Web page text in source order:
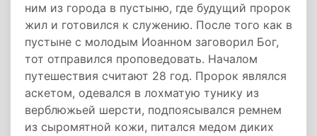
ним из города в пустыню, где будущий пророк
жил и готовился к служению. После того как в
пустыне с молодым Иоанном заговорил Бог,
тот отправился проповедовать. Началом
путешествия считают 28 год. Пророк являлся
аскетом, одевался в лохматую тунику из
верблюжьей шерсти, подпоясывался ремнем
из сыромятной кожи, питался медом диких